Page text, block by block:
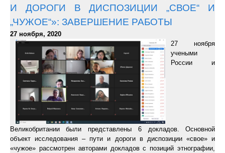
И ДОРОГИ В ДИСПОЗИЦИИ „СВОЕ“ И
„ЧУЖОЕ“»: ЗАВЕРШЕНИЕ РАБОТЫ
27 ноября, 2020
27 ноября
учеными
России и
Великобритании были представлены 6 докладов. Основной
объект исследования – пути и дороги в диспозиции «свое» и
«чужое» рассмотрен авторами докладов с позиций этнографии,